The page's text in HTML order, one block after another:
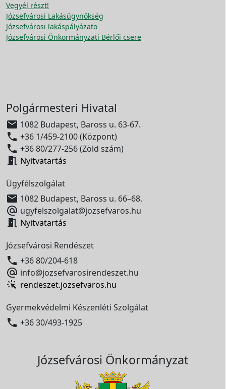
Vegyél részt!
Józsefvárosi Lakásügynökség
Józsefvárosi lakáspályázato
Józsefvárosi Önkormányzati Bérlői csere
Polgármesteri Hivatal
 1082 Budapest, Baross u. 63-67.
 +36 1/459-2100 (Központ)
 +36 80/277-256 (Zöld szám)
 Nyitvatartás
Ügyfélszolgálat
 1082 Budapest, Baross u. 66–68.
 ugyfelszolgalat@jozsefvaros.hu
 Nyitvatartás
Józsefvárosi Rendészet
 +36 80/204-618
 info@jozsefvarosirendeszet.hu
rendeszet.jozsefvaros.hu
Gyermekvédelmi Készenléti Szolgálat
 +36 30/493-1925
Józsefvárosi Önkormányzat